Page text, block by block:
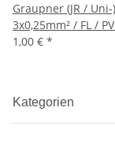
Graupner (JR /
3x0,25mm² / FL /
1,00 € *
Kategorien